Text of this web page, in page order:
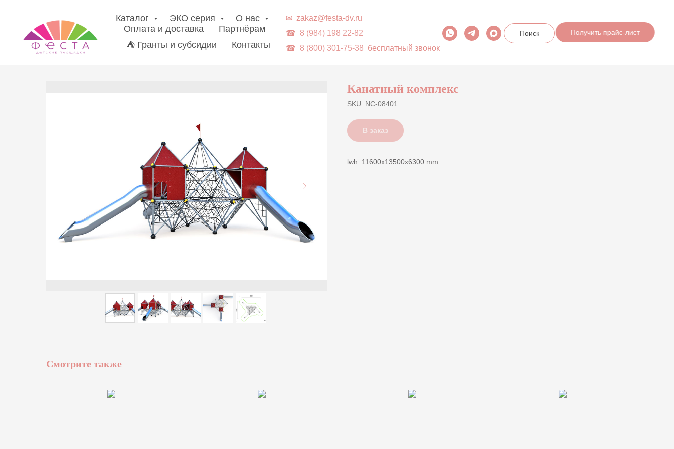
Каталог ЭКО серия
О нас
Оплата и доставка
Партнёрам
⛺ Гранты и субсидии
Контакты
✉ zakaz@festa-dv.ru
☎ 8 (984) 198 22-82
☎ 8 (800) 301-75-38 бесплатный звонок
Поиск Получить прайс-лист
Канатный комплекс
SKU: NC-08401
В заказ
lwh: 11600x13500x6300 mm
Смотрите также